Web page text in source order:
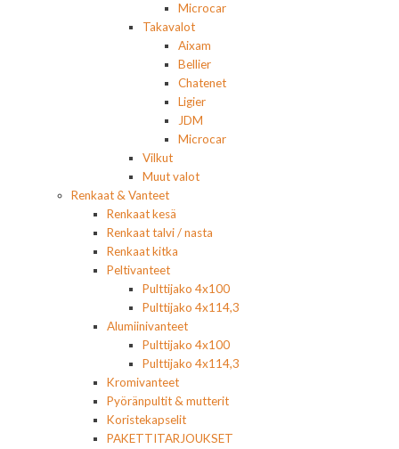
Microcar
Takavalot
Aixam
Bellier
Chatenet
Ligier
JDM
Microcar
Vilkut
Muut valot
Renkaat & Vanteet
Renkaat kesä
Renkaat talvi / nasta
Renkaat kitka
Peltivanteet
Pulttijako 4x100
Pulttijako 4x114,3
Alumiinivanteet
Pulttijako 4x100
Pulttijako 4x114,3
Kromivanteet
Pyöränpultit & mutterit
Koristekapselit
PAKETTITARJOUKSET